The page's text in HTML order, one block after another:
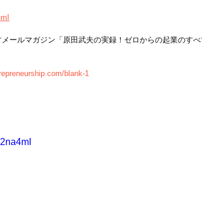
ールマガジン「原田武夫の実録！ゼロからの起業のす
blank-1